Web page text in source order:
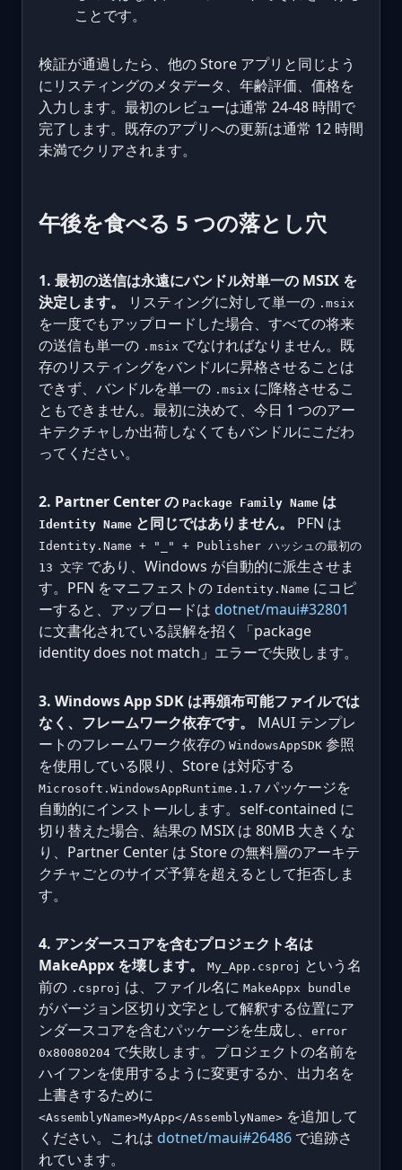
ことです。
検証が通過したら、他の Store アプリと同じよう
にリスティングのメタデータ、年齢評価、価格を
入力します。最初のレビューは通常 24-48 時間で
完了します。既存のアプリへの更新は通常 12 時間
未満でクリアされます。
午後を食べる 5 つの落とし穴
1. 最初の送信は永遠にバンドル対単一の MSIX を
決定します。
リスティングに対して単一の .msix
を一度でもアップロードした場合、すべての将来
の送信も単一の .msix でなければなりません。既
存のリスティングをバンドルに昇格させることは
できず、バンドルを単一の .msix に降格させるこ
ともできません。最初に決めて、今日 1 つのアー
キテクチャしか出荷しなくてもバンドルにこだわ
ってください。
2. Partner Center の Package Family Name は
Identity Name と同じではありません。 PFN は
Identity.Name + "_" + Publisher ハッシュの最初の
13 文字 であり、Windows が自動的に派生させま
す。PFN をマニフェストの Identity.Name にコピ
ーすると、アップロードは dotnet/maui#32801
に文書化されている誤解を招く「package
identity does not match」エラーで失敗します。
3. Windows App SDK は再頒布可能ファイルでは
なく、フレームワーク依存です。
MAUI テンプレ
ートのフレームワーク依存の WindowsAppSDK 参照
を使用している限り、Store は対応する
Microsoft.WindowsAppRuntime.1.7 パッケージを
自動的にインストールします。self-contained に
切り替えた場合、結果の MSIX は 80MB 大きくな
り、Partner Center は Store の無料層のアーキテ
クチャごとのサイズ予算を超えるとして拒否しま
す。
4. アンダースコアを含むプロジェクト名は
MakeAppx を壊します。
My_App.csproj という名
前の .csproj は、ファイル名に MakeAppx bundle
がバージョン区切り文字として解釈する位置にア
ンダースコアを含むパッケージを生成し、
error
0x80080204 で失敗します。プロジェクトの名前を
ハイフンを使用するように変更するか、出力名を
上書きするために
<AssemblyName>MyApp</AssemblyName> を追加して
ください。これは dotnet/maui#26486 で追跡さ
れています。